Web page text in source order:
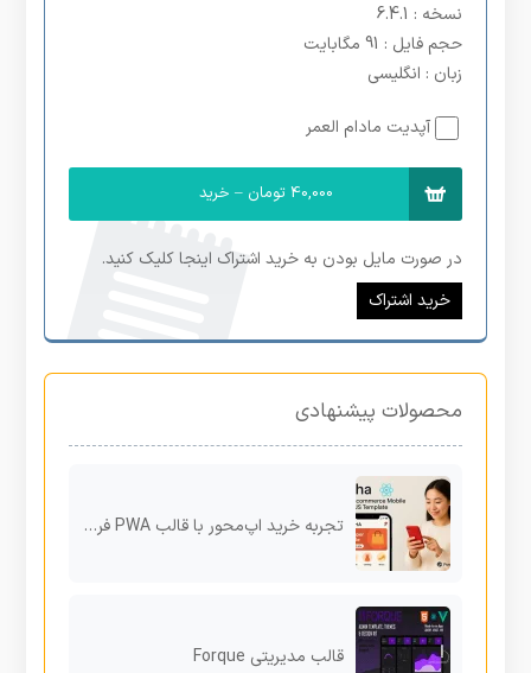
نسخه : 6.4.1
حجم فایل : 91 مگابایت
زبان : انگلیسی
آپدیت مادام العمر
40,000 تومان – خرید
در صورت مایل بودن به خرید اشتراک اینجا کلیک کنید.
خرید اشتراک
محصولات پیشنهادی
تجربه خرید اپ‌محور با قالب PWA فروشگاهی Suha برای موبایل
قالب مدیریتی Forque